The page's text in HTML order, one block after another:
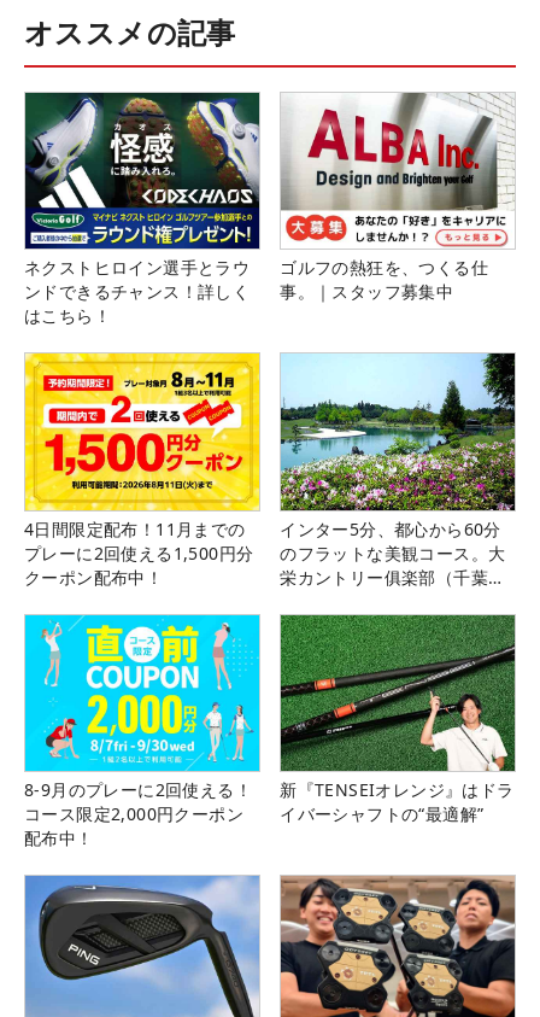
オススメの記事
ネクストヒロイン選手とラウ
ンドできるチャンス！詳しく
はこちら！
ゴルフの熱狂を、つくる仕
事。｜スタッフ募集中
4日間限定配布！11月までの
プレーに2回使える1,500円分
クーポン配布中！
インター5分、都心から60分
のフラットな美観コース。大
栄カントリー俱楽部（千葉
8-9月のプレーに2回使える！
コース限定2,000円クーポン
配布中！
新『TENSEIオレンジ』はドラ
イバーシャフトの“最適解”